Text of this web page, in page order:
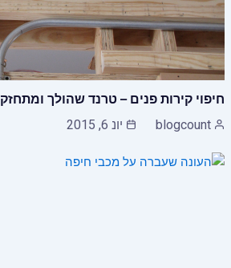
חיפוי קירות פנים – טרנד שהולך ומתחזק
blogcount יונ 6, 2015